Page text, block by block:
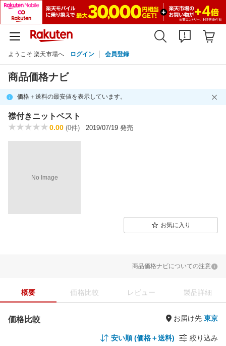
ようこそ 楽天市場へ ログイン 会員登録
商品価格ナビ
価格＋送料の最安値を表示しています。
襟付きニットベスト
0.00 (0件) 2019/07/19 発売
No Image
お気に入り
商品価格ナビについての注意
概要 価格比較 レビュー 製品詳細
価格比較 お届け先
安い順 (価格＋送料) 絞り込み